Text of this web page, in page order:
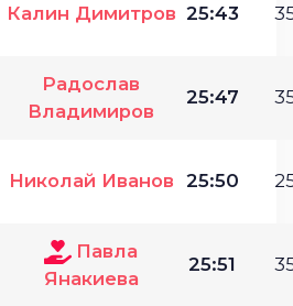
Калин Димитров 25:43
Радослав
Владимиров
25:47
Николай Иванов 25:50
Павла
Янакиева
25:51